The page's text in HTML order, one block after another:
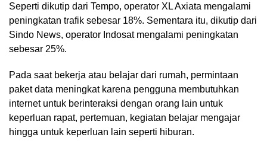
Seperti dikutip dari Tempo, operator XL Axiata mengalami
peningkatan trafik sebesar 18%. Sementara itu, dikutip dari
Sindo News, operator Indosat mengalami peningkatan
sebesar 25%.
Pada saat bekerja atau belajar dari rumah, permintaan
paket data meningkat karena pengguna membutuhkan
internet untuk berinteraksi dengan orang lain untuk
keperluan rapat, pertemuan, kegiatan belajar mengajar
hingga untuk keperluan lain seperti hiburan.